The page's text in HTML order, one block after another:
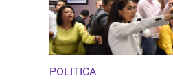
POLITICA